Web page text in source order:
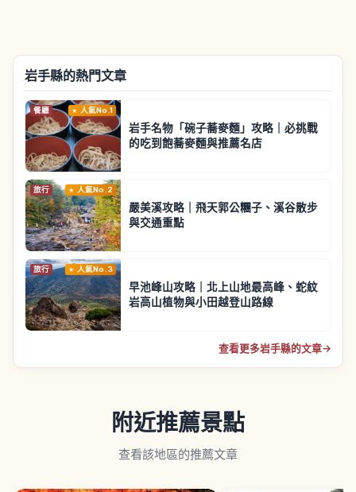
岩手縣的熱門文章
餐廳 人氣No.1
岩手名物「碗子蕎麥麵」攻略｜必挑戰
的吃到飽蕎麥麵與推薦名店
旅行 人氣No.2
嚴美溪攻略｜飛天郭公糰子、溪谷散步
與交通重點
旅行 人氣No.3
早池峰山攻略｜北上山地最高峰、蛇紋
岩高山植物與小田越登山路線
查看更多岩手縣的文章→
附近推薦景點
查看該地區的推薦文章